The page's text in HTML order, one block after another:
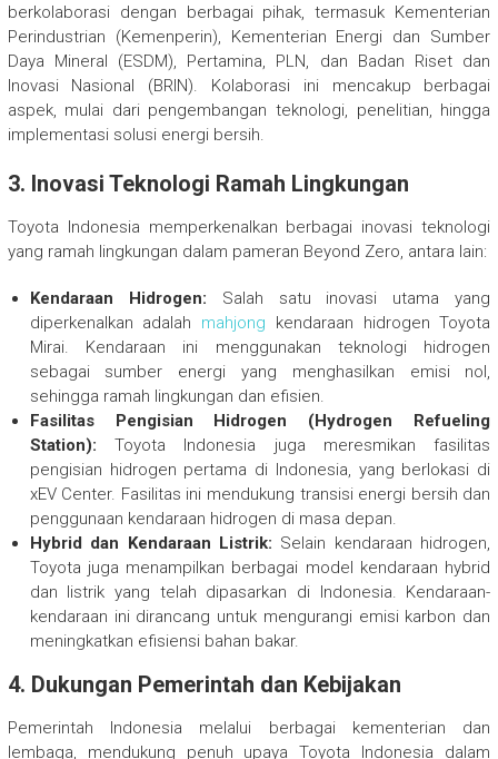
berkolaborasi dengan berbagai pihak, termasuk Kementerian
Perindustrian (Kemenperin), Kementerian Energi dan Sumber
Daya Mineral (ESDM), Pertamina, PLN, dan Badan Riset dan
Inovasi Nasional (BRIN). Kolaborasi ini mencakup berbagai
aspek, mulai dari pengembangan teknologi, penelitian, hingga
implementasi solusi energi bersih.
3. Inovasi Teknologi Ramah Lingkungan
Toyota Indonesia memperkenalkan berbagai inovasi teknologi
yang ramah lingkungan dalam pameran Beyond Zero, antara lain:
Kendaraan Hidrogen: Salah satu inovasi utama yang
diperkenalkan adalah mahjong kendaraan hidrogen Toyota
Mirai. Kendaraan ini menggunakan teknologi hidrogen
sebagai sumber energi yang menghasilkan emisi nol,
sehingga ramah lingkungan dan efisien.
Fasilitas Pengisian Hidrogen (Hydrogen Refueling
Station): Toyota Indonesia juga meresmikan fasilitas
pengisian hidrogen pertama di Indonesia, yang berlokasi di
xEV Center. Fasilitas ini mendukung transisi energi bersih dan
penggunaan kendaraan hidrogen di masa depan.
Hybrid dan Kendaraan Listrik: Selain kendaraan hidrogen,
Toyota juga menampilkan berbagai model kendaraan hybrid
dan listrik yang telah dipasarkan di Indonesia. Kendaraan-
kendaraan ini dirancang untuk mengurangi emisi karbon dan
meningkatkan efisiensi bahan bakar.
4. Dukungan Pemerintah dan Kebijakan
Pemerintah Indonesia melalui berbagai kementerian dan
lembaga, mendukung penuh upaya Toyota Indonesia dalam